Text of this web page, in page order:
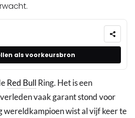
als voorkeursbron
Red Bull Ring. Het is een
vaak garant stond voor
wereldkampioen wist al vijf keer te